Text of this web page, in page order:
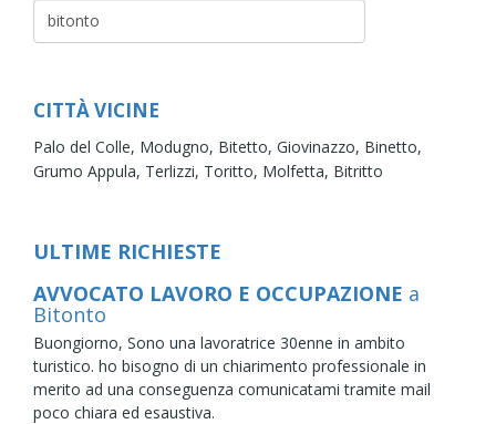
CITTÀ VICINE
Palo del Colle, Modugno, Bitetto, Giovinazzo, Binetto,
Grumo Appula, Terlizzi, Toritto, Molfetta, Bitritto
ULTIME RICHIESTE
AVVOCATO LAVORO E OCCUPAZIONE a
Bitonto
Buongiorno, Sono una lavoratrice 30enne in ambito
turistico. ho bisogno di un chiarimento professionale in
merito ad una conseguenza comunicatami tramite mail
poco chiara ed esaustiva.